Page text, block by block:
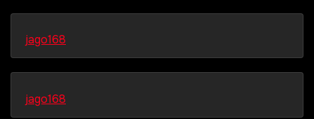
jago168
jago168